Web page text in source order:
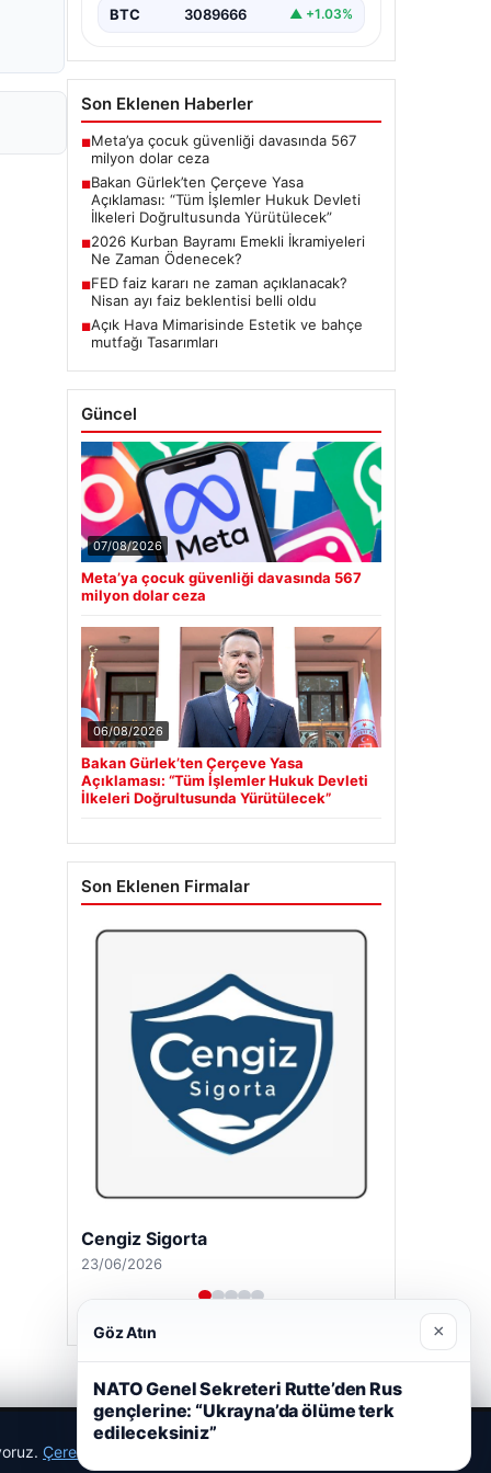
Meclis'te kabul…
BTC 3089666 ▲ +1.03%
Son Eklenen Haberler
■Meta’ya çocuk güvenliği davasında 567
milyon dolar ceza
■Bakan Gürlek’ten Çerçeve Yasa
Açıklaması: “Tüm İşlemler Hukuk Devleti
İlkeleri Doğrultusunda Yürütülecek”
■2026 Kurban Bayramı Emekli İkramiyeleri
Ne Zaman Ödenecek?
■FED faiz kararı ne zaman açıklanacak?
Nisan ayı faiz beklentisi belli oldu
■Açık Hava Mimarisinde Estetik ve bahçe
mutfağı Tasarımları
Güncel
07/08/2026
Meta’ya çocuk güvenliği davasında 567
milyon dolar ceza
06/08/2026
Bakan Gürlek’ten Çerçeve Yasa
Açıklaması: “Tüm İşlemler Hukuk Devleti
İlkeleri Doğrultusunda Yürütülecek”
Son Eklenen Firmalar
Cengiz Sigorta
23/06/2026
Çerez Politikamız
Göz Atın ×
NATO Genel Sekreteri Rutte’den Rus
gençlerine: “Ukrayna’da ölüme terk
edileceksiniz”